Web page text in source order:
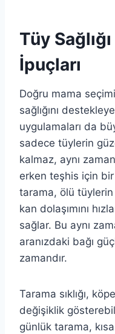
Tüy
İpuçları
Doğru mama
sağlığını
uygulamaları da
sadece tüylerin
kalmaz, aynı
erken teşhis için
tarama, ölü tüylerin
kan dolaşımını
sağlar. Bu aynı
aranızdaki bağı
zamandır.
Tarama sıklığı,
değişiklik
günlük tarama,